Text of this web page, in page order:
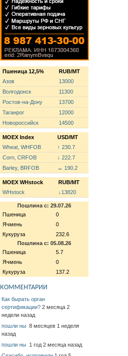
Пшеница 12,5%
RUB/MT
Азов
13000
Волгодонск
11300
Ростов-на-Дону
13700
Таганрог
12000
Новороссийск
14500
MOEX Index
USD/MT
Wheat, WHFOB
↑ 230.7
Corn, CRFOB
↓ 222.7
Barley, BRFOB
↔ 190.2
MOEX WHstock
RUB/MT
WHstock
↓13820
Пошлина с: 29.07.26
Пшеница
0
Ячмень
0
Кукуруза
232.6
Пошлина с: 05.08.26
Пшеница
5.7
Ячмень
0
Кукуруза
137.2
КОММЕНТАРИИ
Как бырать орган
сертификации? 2 месяца 2
недели назад
пошли ны 8 месяцев 1 неделя
назад
пошли ны 1 год 2 месяца назад